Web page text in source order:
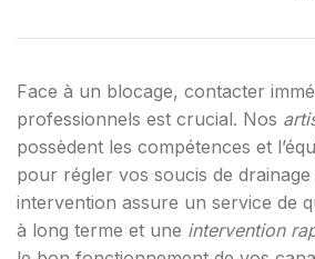
Face à un blocage, contacter
professionnels est crucial. Nos
possèdent les compétences et
pour régler vos soucis de
intervention assure un service de
à long terme et une intervention